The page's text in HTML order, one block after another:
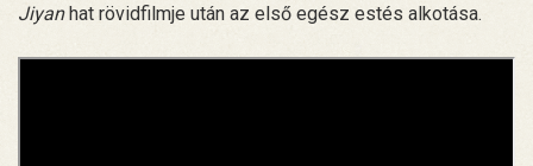
Jiyanhat rövidfilmje után az első egész estés alkotása.